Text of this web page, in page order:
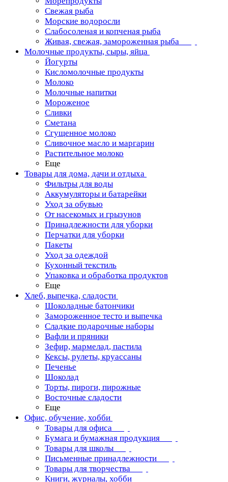
Свежая рыба
Морские водоросли
Слабосоленая и копченая рыба
Живая, свежая, замороженная рыба
Молочные продукты, сыры, яйца
Йогурты
Кисломолочные продукты
Молоко
Молочные напитки
Мороженое
Сливки
Сметана
Сгущенное молоко
Сливочное масло и маргарин
Растительное молоко
Еще
Товары для дома, дачи и отдыха
Фильтры для воды
Аккумуляторы и батарейки
Уход за обувью
От насекомых и грызунов
Принадлежности для уборки
Перчатки для уборки
Пакеты
Уход за одеждой
Кухонный текстиль
Упаковка и обработка продуктов
Еще
Хлеб, выпечка, сладости
Шоколадные батончики
Замороженное тесто и выпечка
Сладкие подарочные наборы
Вафли и пряники
Зефир, мармелад, пастила
Кексы, рулеты, круассаны
Печенье
Шоколад
Торты, пироги, пирожные
Восточные сладости
Еще
Офис, обучение, хобби
Товары для офиса
Бумага и бумажная продукция
Товары для школы
Письменные принадлежности
Товары для творчества
Книги, журналы, хобби